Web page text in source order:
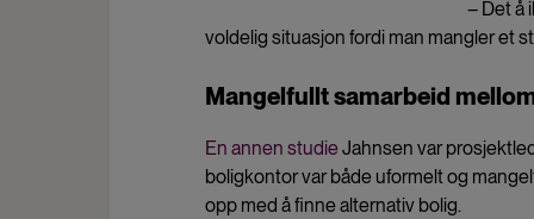
– Det å
voldelig situasjon fordi man mangler et
Mangelfullt samarbeid
En annen studieJahnsen var
boligkontor var både uformelt og
opp med å finne alternativ bolig.